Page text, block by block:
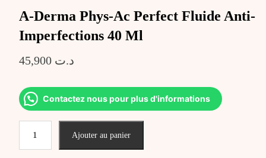
A-Derma Phys-Ac Perfect Fluide Anti-
Imperfections 40 Ml
د.ت 45,900
Contactez nous pour plus d'informations
Ajouter au panier